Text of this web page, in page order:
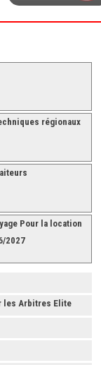
régionaux
Pour la location
2027
les Arbitres Elite